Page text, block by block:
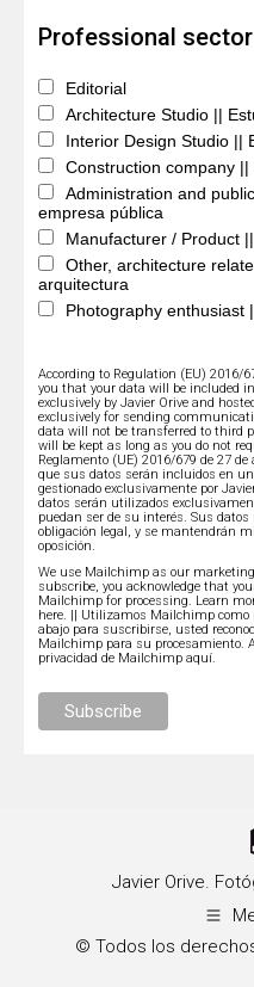
Professional
Editorial
Architecture Studio ||
Interior Design Studio ||
Construction company
Administration and
empresa pública
Manufacturer / Product
Other, architecture
arquitectura
Photography enthusiast
According to Regulation (EU) 2016/
you that your data will be included
exclusively by Javier Orive and
exclusively for sending
data will not be transferred to third
will be kept as long as you do not
Reglamento (UE) 2016/679 de 27
que sus datos serán incluidos en
gestionado exclusivamente por
datos serán utilizados
puedan ser de su interés. Sus datos
obligación legal, y se mantendrán
oposición.
We use Mailchimp as our
subscribe, you acknowledge that
Mailchimp for processing. Learn
here. || Utilizamos Mailchimp
abajo para suscribirse, usted
Mailchimp para su procesamiento.
privacidad de Mailchimp aquí.
Javier Orive.
© Todos los